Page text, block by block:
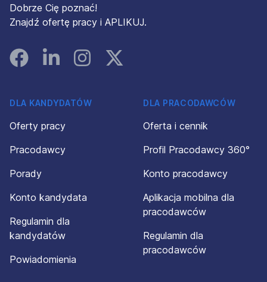
Dobrze Cię poznać!
Znajdź ofertę pracy i APLIKUJ.
FacebookLinked InInstagramInstagram
DLA KANDYDATÓW
Oferty pracy
Pracodawcy
Porady
Konto kandydata
Regulamin dla
kandydatów
Powiadomienia
DLA PRACODAWCÓW
Oferta i cennik
Profil Pracodawcy 360°
Konto pracodawcy
Aplikacja mobilna dla
pracodawców
Regulamin dla
pracodawców